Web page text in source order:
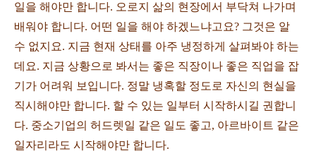
일을 해야만 합니다. 오로지 삶의 현장에서 부닥쳐 나가며
배워야 합니다. 어떤 일을 해야 하겠느냐고요? 그것은 알
수 없지요. 지금 현재 상태를 아주 냉정하게 살펴봐야 하는
데요. 지금 상황으로 봐서는 좋은 직장이나 좋은 직업을 잡
기가 어려워 보입니다. 정말 냉혹할 정도로 자신의 현실을
직시해야만 합니다. 할 수 있는 일부터 시작하시길 권합니
다. 중소기업의 허드렛일 같은 일도 좋고, 아르바이트 같은
일자리라도 시작해야만 합니다.